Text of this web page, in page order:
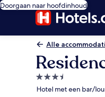
Doorgaan naar hoofdinhoud
Alle
3.5-
Hotel met een bar/